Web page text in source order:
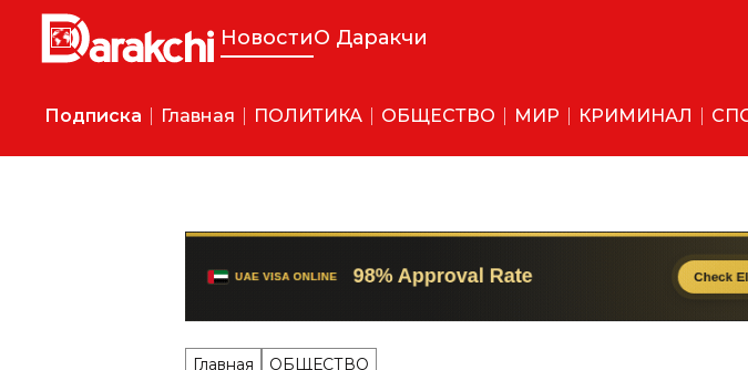
НовостиО Даракчи
Подписка Главная ПОЛИТИКА ОБЩЕСТВО МИР КРИМИНАЛ
Главная ОБЩЕСТВО